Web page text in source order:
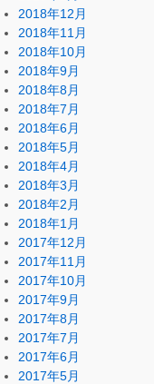
2018年12月
2018年11月
2018年10月
2018年9月
2018年8月
2018年7月
2018年6月
2018年5月
2018年4月
2018年3月
2018年2月
2018年1月
2017年12月
2017年11月
2017年10月
2017年9月
2017年8月
2017年7月
2017年6月
2017年5月